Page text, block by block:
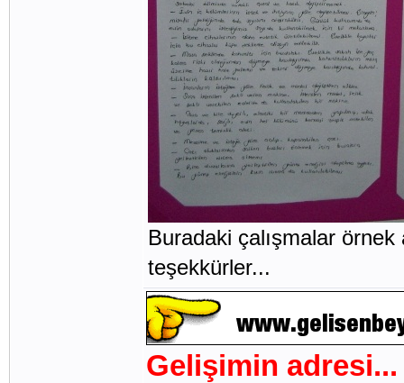
Buradaki çalışmalar
teşekkürler...
Gelişimin adresi...